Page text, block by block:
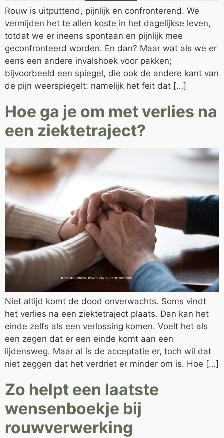
Rouw is uitputtend, pijnlijk en confronterend. We
vermijden het te allen koste in het dagelijkse leven,
totdat we er ineens spontaan en pijnlijk mee
geconfronteerd worden. En dan? Maar wat als we er
eens een andere invalshoek voor pakken;
bijvoorbeeld een spiegel, die ook de andere kant van
de pijn weerspiegelt: namelijk het feit dat […]
Hoe ga je om met verlies na
een ziektetraject?
Niet altijd komt de dood onverwachts. Soms vindt
het verlies na een ziektetraject plaats. Dan kan het
einde zelfs als een verlossing komen. Voelt het als
een zegen dat er een einde komt aan een
lijdensweg. Maar al is de acceptatie er, toch wil dat
niet zeggen dat het verdriet er minder om is. Hoe […]
Zo helpt een laatste
wensenboekje bij
rouwverwerking